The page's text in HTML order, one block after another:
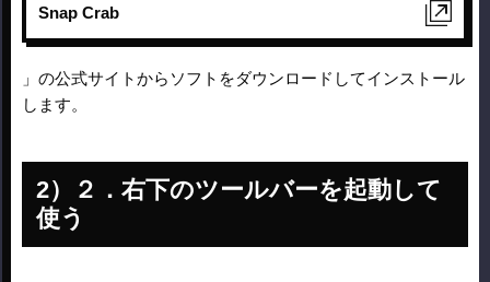
Snap Crab
」の公式サイトからソフトをダウンロードしてインストール
します。
２．右下のツールバーを起動して
使う